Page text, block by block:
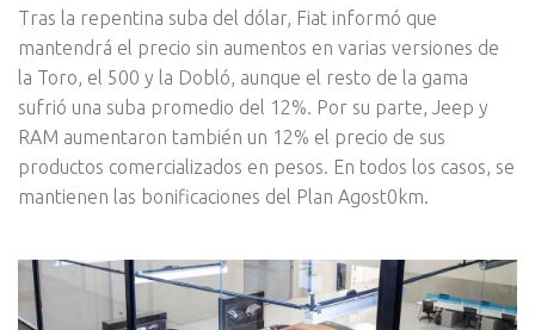
Tras la repentina suba del dólar, Fiat informó que
mantendrá el precio sin aumentos en varias versiones de
la Toro, el 500 y la Dobló, aunque el resto de la gama
sufrió una suba promedio del 12%. Por su parte, Jeep y
RAM aumentaron también un 12% el precio de sus
productos comercializados en pesos. En todos los casos, se
mantienen las bonificaciones del Plan Agost0km.